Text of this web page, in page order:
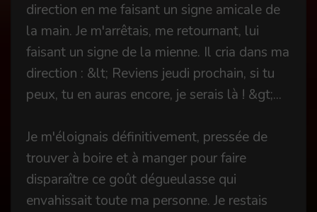
direction en me faisant un signe amicale de
la main. Je m'arrêtais, me retournant, lui
faisant un signe de la mienne. Il cria dans ma
direction : &lt; Reviens jeudi prochain, si tu
peux, tu en auras encore, je serais là ! &gt;...
Je m'éloignais définitivement, pressée de
trouver à boire et à manger pour faire
disparaître ce goût dégueulasse qui
envahissait toute ma personne. Je restais